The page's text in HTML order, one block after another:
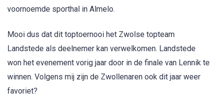
voornoemde sporthal in Almelo.
Mooi dus dat dit toptoernooi het Zwolse topteam
Landstede als deelnemer kan verwelkomen. Landstede
won het evenement vorig jaar door in de finale van Lennik te
winnen. Volgens mij zijn de Zwollenaren ook dit jaar weer
favoriet?